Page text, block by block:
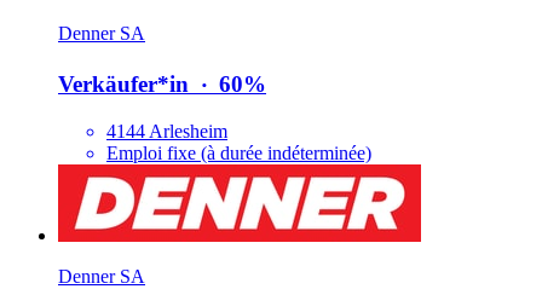
Denner SA
Verkäufer*​in ‧ 60%
4144 Arlesheim
Emploi fixe (à durée indéterminée)
Denner SA